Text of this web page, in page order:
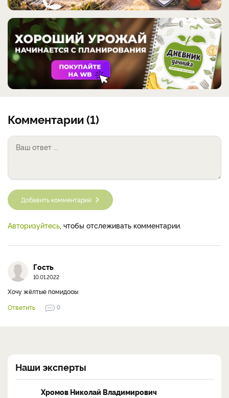
Комментарии (1)
Добавить комментарий
Авторизуйтесь, чтобы отслеживать комментарии.
Гость
10.01.2022
Хочу жёлтые помидооы
Ответить
0
Наши эксперты
Хромов Николай Владимирович